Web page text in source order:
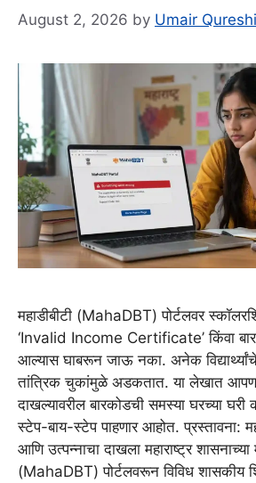
August 2, 2026 by Umair Qureshi
महाडीबीटी (MahaDBT) पोर्टलवर
‘Invalid Income Certificate’ किंवा
आल्यास घाबरून जाऊ नका. अनेक
तांत्रिक चुकांमुळे अडकतात. या लेखात आपण
दाखल्यावरील बारकोडची समस्या घरच्या घरी
स्टेप-बाय-स्टेप पाहणार आहोत. प्रस्तावना:
आणि उत्पन्नाचा दाखला महाराष्ट्र शासनाच्या
(MahaDBT) पोर्टलवरून विविध शासकीय